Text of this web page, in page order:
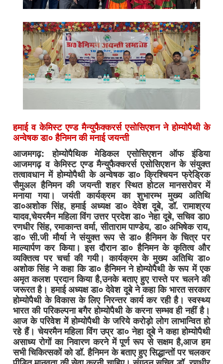
हमाई व केमिस्ट एण्ड मैन्युफैक्करर्स एसोसिएशन ने होम्योपैथी के
अन्वेषक डा० हैनिमन की मनाई जयन्ती
आजमगढ़: होम्योपैथिक मेडिकल एसोसिएशन ऑफ इंडिया
आजमगढ़ व केमिस्ट एण्ड मैन्युफैक्करर्स एसोसिएशन के संयुक्त
तत्वावधान में होम्योपैथी के अन्वेषक डा० क्रिश्चियन फ्रेड्रिक
सैमुअल हैनिमन की जयन्ती शहर स्थित होटल मानसरोवर में
मनाया गया। जयंती कार्यक्रम का शुभारम्भ मुख्य अतिथि
डा०अशोक सिंह, हमाई अध्यक्ष डा० देवेश दूबे, डॉ. रामाश्रय
यादव,चेयरमैन महिला विंग उत्तर प्रदेश डा० नेहा दूबे, सचिव डा0
रणधीर सिंह, रमाकान्त वर्मा, सीताराम पाण्डेय, डा० अभिषेक राय,
डा० सी.जी मौर्या ने संयुक्त रूप से डा० हैनिमन के चित्र पर
माल्यार्पण कर किया। इस दौरान डा० हैनिमन के कृतित्व और
व्यक्तित्व पर चर्चा की गयी। कार्यक्रम के मुख्य अतिथि डा०
अशोक सिंह ने कहा कि डा० हैनिमन ने होम्योपैथी के रूप में एक
अमृत कलश प्रदान किया है,उनके बताए हुए रास्ते पर चलने की
जरूरत है। हमाई अध्यक्ष डा० देवेश दूबे ने कहा कि भारत सरकार
होम्योपैथी के विकास के लिए निरन्तर कार्य कर रही है। स्वस्थ्य
भारत की परिकल्पना बगैर होम्योपैथी के करना सम्भव ही नहीं है।
आज के परिवेश में होम्योपैथी के जरिये करोड़ो लोग लाभान्वित हो
रहे हैं। चेयरमैन महिला विंग उप्र डा० नेहा दूबे ने कहा होम्योपैथी
असाध्य रोगों का निवारण करने में पूर्ण रूप से सक्षम है,आज हम
सभी चिकित्सकों को डॉ. हैनिमन के बताए हुए सिद्धान्तों पर चलकर